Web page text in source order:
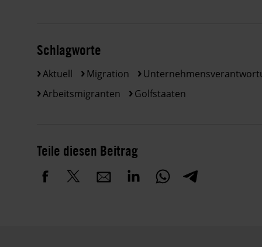
Schlagworte
Aktuell Migration
Arbeitsmigranten
Golfstaaten
Teile diesen Beitrag